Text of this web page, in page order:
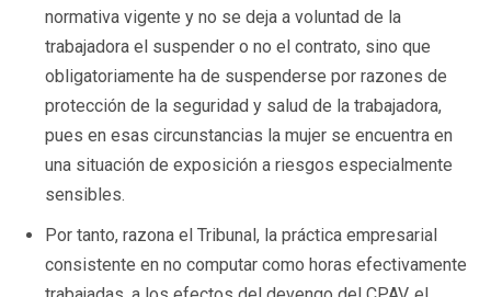
normativa vigente y no se deja a voluntad de la
trabajadora el suspender o no el contrato, sino que
obligatoriamente ha de suspenderse por razones de
protección de la seguridad y salud de la trabajadora,
pues en esas circunstancias la mujer se encuentra en
una situación de exposición a riesgos especialmente
sensibles.
Por tanto, razona el Tribunal, la práctica empresarial
consistente en no computar como horas efectivamente